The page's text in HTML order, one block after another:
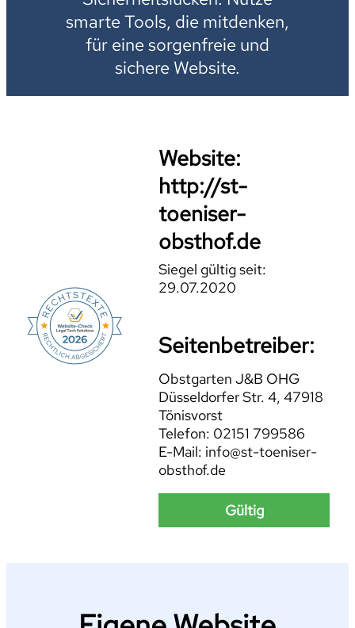
smarte Tools, die mitdenken,
für eine sorgenfreie und
sichere Website.
Website:
http://st-
toeniser-
obsthof.de
Siegel gültig seit:
29.07.2020
Seitenbetreiber:
Obstgarten J&B OHG
Düsseldorfer Str. 4, 47918
Tönisvorst
Telefon: 02151 799586
E-Mail: info@st-toeniser-
obsthof.de
Gültig